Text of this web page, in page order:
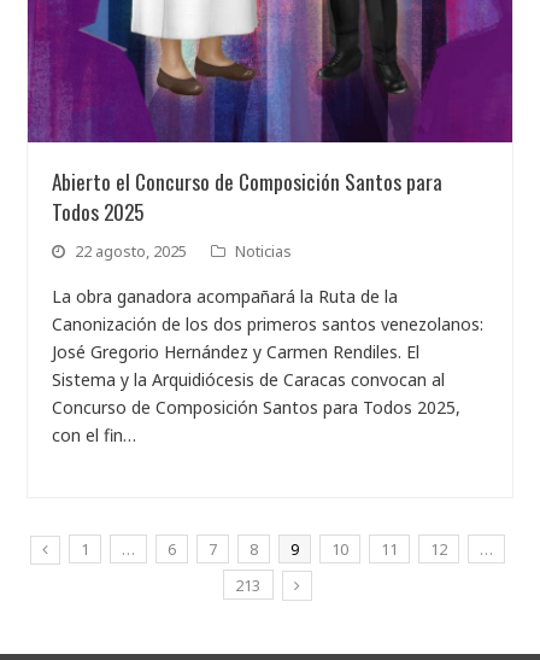
Abierto el Concurso de Composición Santos para
Todos 2025
22 agosto, 2025 Noticias
La obra ganadora acompañará la Ruta de la
Canonización de los dos primeros santos venezolanos:
José Gregorio Hernández y Carmen Rendiles. El
Sistema y la Arquidiócesis de Caracas convocan al
Concurso de Composición Santos para Todos 2025,
con el fin…
1 … 6 7 8 9 10 11 12
…
213